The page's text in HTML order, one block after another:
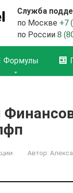
Служба
по Москве +7
по России 8
Формулы
Автор: